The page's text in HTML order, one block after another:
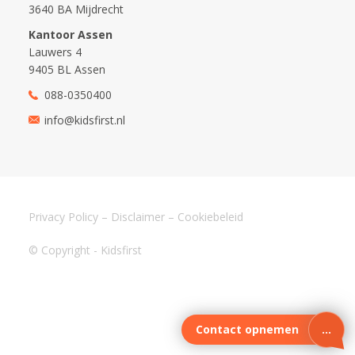
3640 BA Mijdrecht
Kantoor Assen
Lauwers 4
9405 BL Assen
088-0350400
info@kidsfirst.nl
© Copyright - Kidsfirst
Privacy Policy – Disclaimer – Cookiebeleid
Contact opnemen